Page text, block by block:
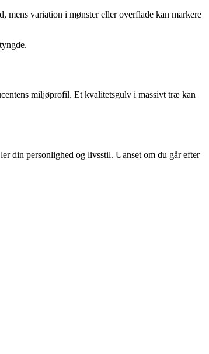
mens variation i mønster eller overflade kan markere
miljøprofil. Et kvalitetsgulv i massivt træ kan
din personlighed og livsstil. Uanset om du går efter